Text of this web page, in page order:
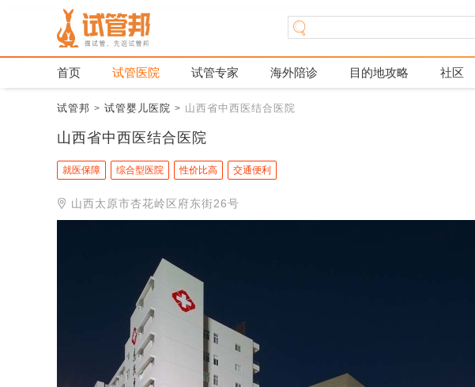
首页 试管医院 试管专家 海外陪诊 目的地攻略 社区
试管邦 > 试管婴儿医院 > 山西省中西医结合医院
山西省中西医结合医院
就医保障 综合型医院 性价比高 交通便利
山西太原市杏花岭区府东街26号